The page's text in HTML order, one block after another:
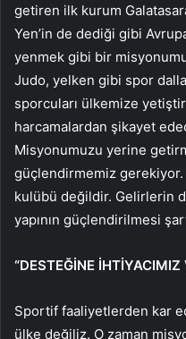
getiren ilk kurum
Yen’in de dediği gibi
yenmek gibi bir
Judo, yelken gibi spor
sporcuları ülkemize
harcamalardan şikayet
Misyonumuzu yerine
güçlendirmemiz
kulübü değildir. Gelirlerin
yapının güçlendirilmesi
“DESTEĞİNE İHTİYACIMIZ
Sportif faaliyetlerden kar
ülke değiliz. O zaman